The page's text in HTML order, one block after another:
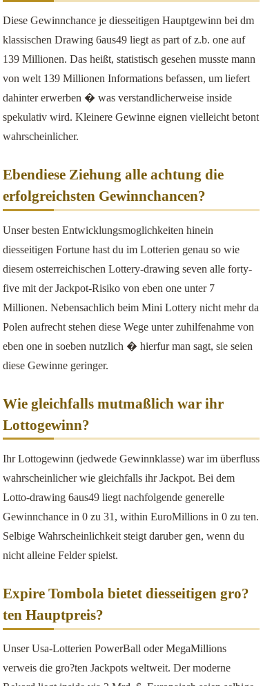
Diese Gewinnchance je diesseitigen Hauptgewinn bei dm
klassischen Drawing 6aus49 liegt as part of z.b. one auf
139 Millionen. Das heißt, statistisch gesehen musste mann
von welt 139 Millionen Informations befassen, um liefert
dahinter erwerben � was verstandlicherweise inside
spekulativ wird. Kleinere Gewinne eignen vielleicht betont
wahrscheinlicher.
Ebendiese Ziehung alle achtung die
erfolgreichsten Gewinnchancen?
Unser besten Entwicklungsmoglichkeiten hinein
diesseitigen Fortune hast du im Lotterien genau so wie
diesem osterreichischen Lottery-drawing seven alle forty-
five mit der Jackpot-Risiko von eben one unter 7
Millionen. Nebensachlich beim Mini Lottery nicht mehr da
Polen aufrecht stehen diese Wege unter zuhilfenahme von
eben one in soeben nutzlich � hierfur man sagt, sie seien
diese Gewinne geringer.
Wie gleichfalls mutmaßlich war ihr
Lottogewinn?
Ihr Lottogewinn (jedwede Gewinnklasse) war im überfluss
wahrscheinlicher wie gleichfalls ihr Jackpot. Bei dem
Lotto-drawing 6aus49 liegt nachfolgende generelle
Gewinnchance in 0 zu 31, within EuroMillions in 0 zu ten.
Selbige Wahrscheinlichkeit steigt daruber gen, wenn du
nicht alleine Felder spielst.
Expire Tombola bietet diesseitigen gro?
ten Hauptpreis?
Unser Usa-Lotterien PowerBall oder MegaMillions
verweis die gro?ten Jackpots weltweit. Der moderne